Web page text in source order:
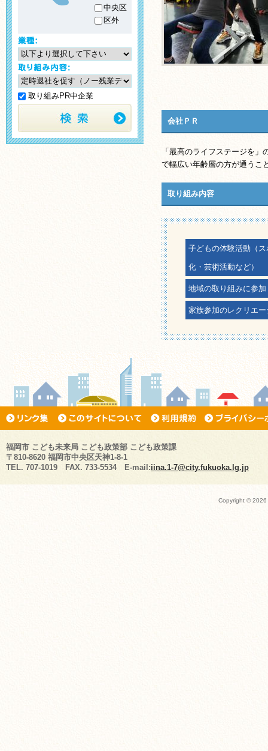
中央区
区外
取り組みPR中企業
会社ＰＲ
「最高のライフステージを
で幅広い年齢層の方が通うこ
取り組み内容
子どもの体験活動（
化・芸術活動など）
地域の取り組みに参加
家族参加のレクリエ
福岡市 こども未来局 こども政策部 こども政策課
〒810-8620 福岡市中央区天神1-8-1
TEL. 707-1019 FAX. 733-5534 E-mail:iina.1-7@city.fukuoka.lg.jp
Copyright ©2026